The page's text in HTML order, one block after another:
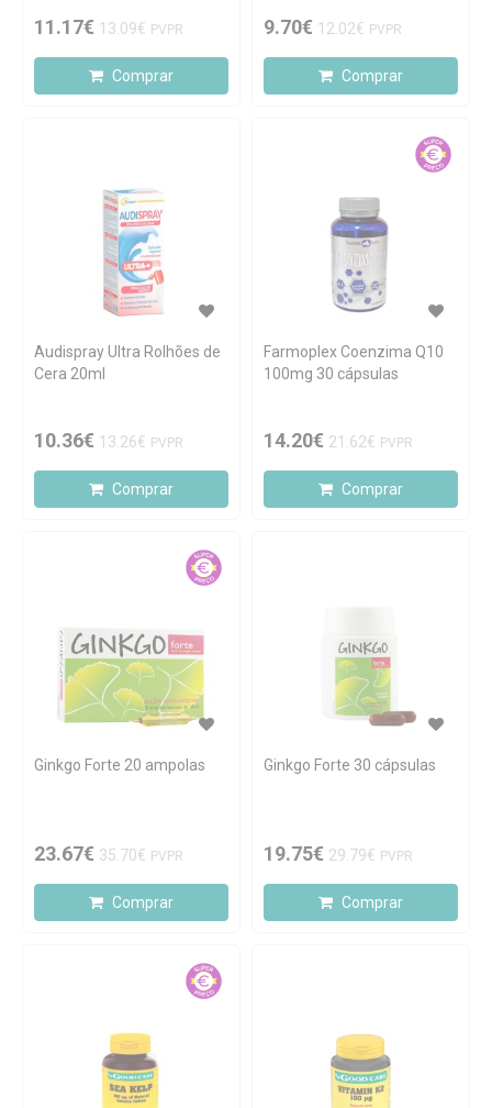
11.17€ 13.09€ PVPR
Comprar
9.70€ 12.02€ PVPR
Comprar
Audispray Ultra Rolhões de
Cera 20ml
10.36€ 13.26€ PVPR
Comprar
Farmoplex Coenzima Q10
100mg 30 cápsulas
14.20€ 21.62€ PVPR
Comprar
Ginkgo Forte 20 ampolas
23.67€ 35.70€ PVPR
Comprar
Ginkgo Forte 30 cápsulas
19.75€ 29.79€ PVPR
Comprar